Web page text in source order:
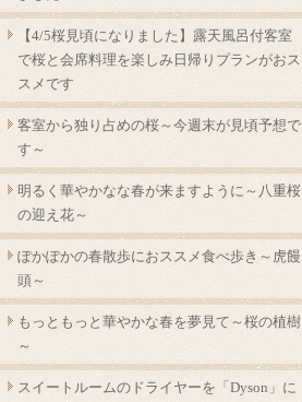
【4/5桜見頃になりました】露天風呂付客室
で桜と会席料理を楽しみ日帰りプランがおス
スメです
客室から独り占めの桜～今週末が見頃予想で
す～
明るく華やかなな春が来ますように～八重桜
の迎え花～
ぽかぽかの春散歩におススメ食べ歩き～虎饅
頭～
もっともっと華やかな春を夢見て～桜の植樹
～
スイートルームのドライヤーを「Dyson」に